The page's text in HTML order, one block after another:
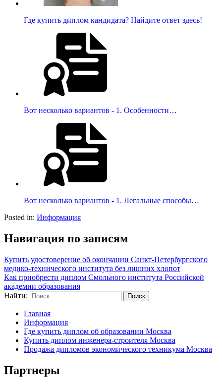
Где купить диплом кандидата? Найдите ответ здесь!
Вот несколько вариантов - 1. Особенности…
Вот несколько вариантов - 1. Легальные способы…
Posted in: Информация
Навигация по записям
Купить удостоверение об окончании Санкт-Петербургского
медико-технического института без лишних хлопот
Как приобрести диплом Смольного института Российской
академии образования
Найти:
Главная
Информация
Где купить диплом об образовании Москва
Купить диплом инженера-строителя Москва
Продажа дипломов экономического техникума Москва
Партнеры